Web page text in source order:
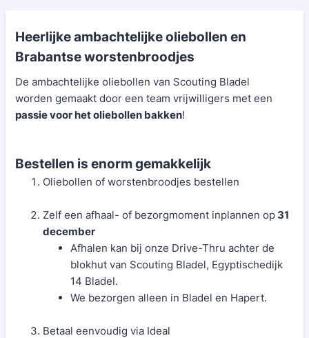
Heerlijke ambachtelijke oliebollen en
Brabantse worstenbroodjes
De ambachtelijke oliebollen van Scouting Bladel
worden gemaakt door een team vrijwilligers met een
passie voor het oliebollen bakken!
Bestellen is enorm gemakkelijk
Oliebollen of worstenbroodjes bestellen
Zelf een afhaal- of bezorgmoment inplannen op31
december
Afhalen kan bij onze Drive-Thru achter de
blokhut van Scouting Bladel, Egyptischedijk
14 Bladel.
We bezorgen alleen in Bladel en Hapert.
Betaal eenvoudig via Ideal